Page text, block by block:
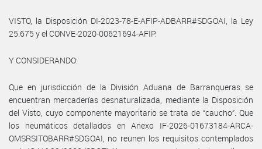
VISTO, la Disposición DI-2023-78-E-AFIP-ADBARR#SDGOAI, la Ley
25.675 y el CONVE-2020-00621694-AFIP.
Y CONSIDERANDO:
Que en jurisdicción de la División Aduana de Barranqueras se
encuentran mercaderías desnaturalizada, mediante la Disposición
del Visto, cuyo componente mayoritario se trata de “caucho”. Que
los neumáticos detallados en Anexo IF-2026-01673184-ARCA-
OMSRSITOBARR#SDGOAI, no reunen los requisitos contemplados